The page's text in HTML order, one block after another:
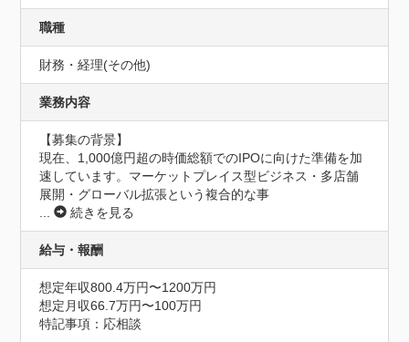
職種
財務・経理(その他)
業務内容
【募集の背景】
現在、1,000億円超の時価総額でのIPOに向けた準備を加
速しています。マーケットプレイス型ビジネス・多店舗
展開・グローバル拡張という複合的な事
...
続きを見る
給与・報酬
想定年収800.4万円〜1200万円
想定月収66.7万円〜100万円
特記事項：応相談